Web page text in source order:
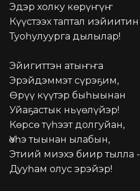
Эдэр холку көрүҥүҥ
Күүстээх таптал иэйиитин
Туоһулуурга дылылар!
Эйигиттэн атыҥҥа
Эрэйдэммэт сүрэҕим,
Өрүү күүтэр быһыынан
Уйаҕастык ньүөлүйэр!
Көрсө түһээт долгуйан,
Үөһэ тыынан ылабын,
Этиий миэхэ биир тылла -
Дууһам олус эрэйэр!